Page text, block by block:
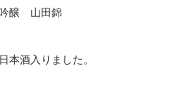
醸 山田錦
本酒入りました。